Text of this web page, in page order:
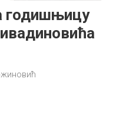
годишњицу